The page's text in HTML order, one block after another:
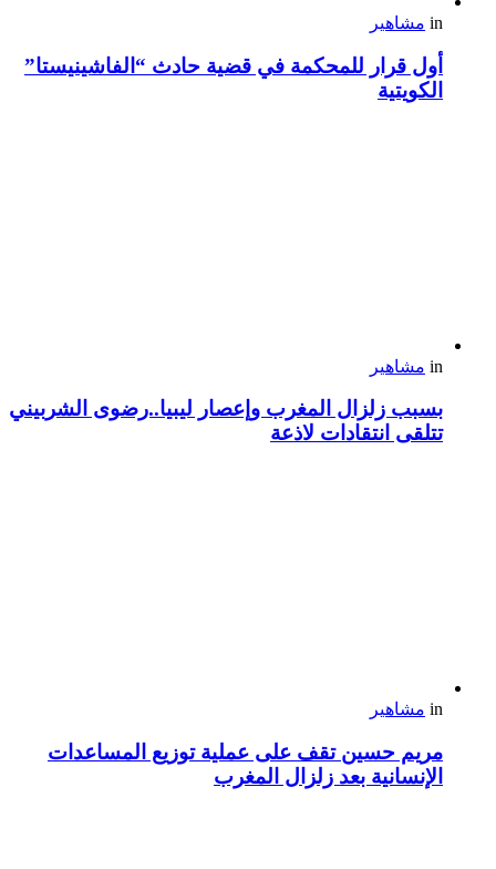
in مشاهير
أول قرار للمحكمة في قضية حادث “الفاشينيستا”
الكويتية
in مشاهير
بسبب زلزال المغرب وإعصار ليبيا..رضوى الشربيني
تتلقى انتقادات لاذعة
in مشاهير
مريم حسين تقف على عملية توزيع المساعدات
الإنسانية بعد زلزال المغرب